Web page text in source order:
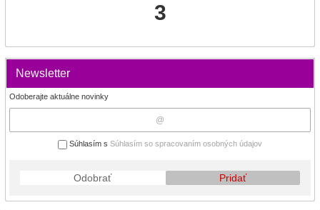
3
Newsletter
Odoberajte aktuálne novinky
Súhlasím s Súhlasím so spracovaním osobných údajov
Odobrať Pridať